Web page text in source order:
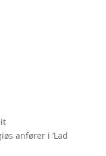
anfører i ’Lad